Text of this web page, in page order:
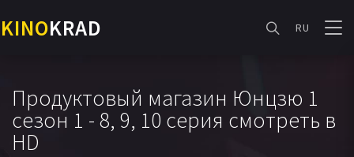
KINOKRAD RU
Продуктовый магазин Юнцзю 1
сезон 1 - 8, 9, 10 серия смотреть в
HD